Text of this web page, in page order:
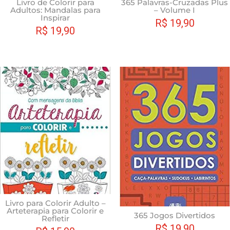
Livro de Colorir para
Adultos: Mandalas para
Inspirar
R$ 19,90
365 Palavras-Cruzadas Plus
– Volume I
R$ 19,90
Livro para Colorir Adulto –
Arteterapia para Colorir e
Refletir 365 Jogos Divertidos